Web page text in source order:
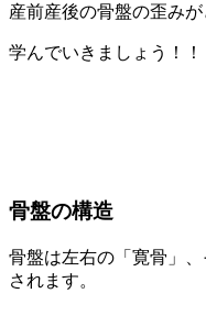
産前産後の骨盤の歪み
学んでいきましょう！！
骨盤の構造
骨盤は左右の「寛骨」
されます。